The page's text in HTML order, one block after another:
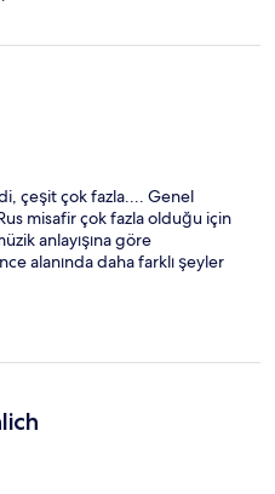
çeşit çok fazla.... Genel
misafir çok fazla olduğu için
anlayışına göre
alanında daha farklı şeyler